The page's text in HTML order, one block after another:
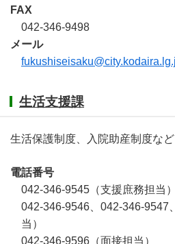
FAX
042-346-9498
メール
生活支援課
生活保護制度、入院助産制度など
電話番号
042-346-9545（支援庶務担当）
042-346-9546、042-346-9547
当）
042-346-9596（面接担当）